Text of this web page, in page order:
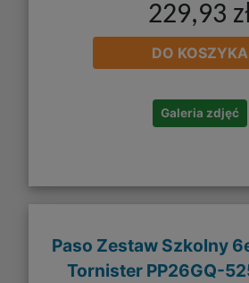
229,93
DO KOSZYKA
Galeria zdjęć
Paso Zestaw Szkolny
Tornister PP26GQ-